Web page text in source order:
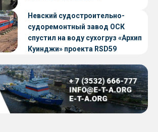
Невский судостроительно-
судоремонтный завод ОСК
спустил на воду сухогруз «Архип
Куинджи» проекта RSD59